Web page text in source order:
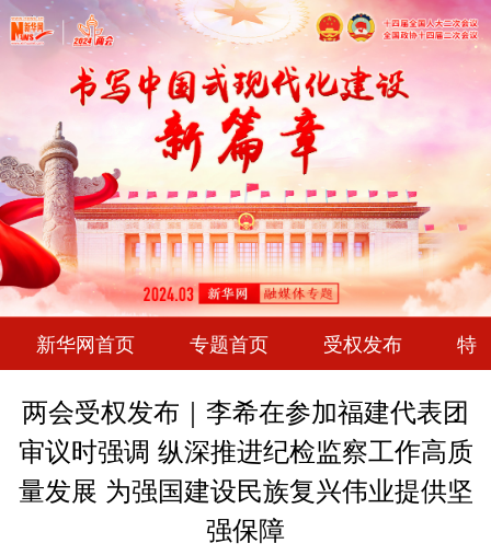
新华网首页 专题首页 受权发布 特
两会受权发布｜李希在参加福建代表团
审议时强调 纵深推进纪检监察工作高质
量发展 为强国建设民族复兴伟业提供坚
强保障